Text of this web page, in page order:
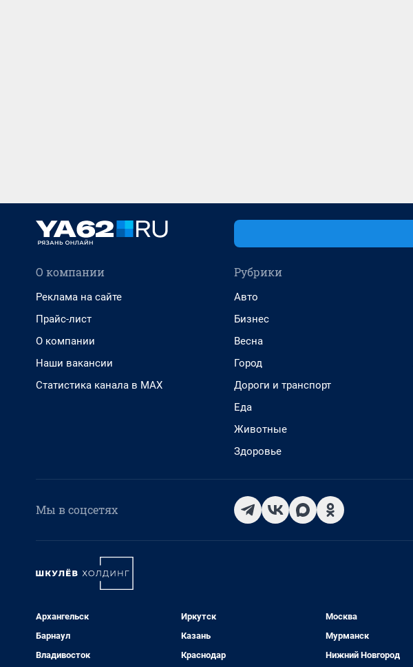
О компании
Реклама на сайте
Прайс-лист
О компании
Наши вакансии
Статистика канала в MAX
Рубрики
Авто
Бизнес
Весна
Город
Дороги и транспорт
Еда
Животные
Здоровье
Мы в соцсетях
Архангельск
Барнаул
Владивосток
Иркутск
Казань
Краснодар
Москва
Мурманск
Нижний Новгород